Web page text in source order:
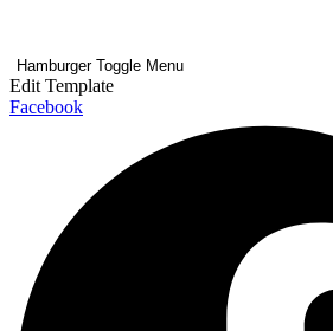
Hamburger Toggle Menu
Edit Template
Facebook